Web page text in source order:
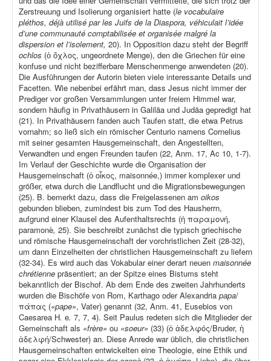
Zerstreuung und Isolierung organisiert hatte (le vocabulaire
pléthos, déjà utilisé par les Juifs de la Diaspora, véhiculait l’idée
d’une communauté comptabilisée et organisée malgré la
dispersion et l’isolement, 20). In Opposition dazu steht der Begriff
ochlos (ὁ ὄχλος, ungeordnete Menge), den die Griechen für eine
konfuse und nicht bezifferbare Menschenmenge anwendeten (20).
Die Ausführungen der Autorin bieten viele interessante Details und
Facetten. Wie nebenbei erfährt man, dass Jesus nicht immer der
Prediger vor großen Versammlungen unter freiem Himmel war,
sondern häufig in Privathäusern in Galiläa und Judäa gepredigt hat
(21). In Privathäusern fanden auch Taufen statt, die etwa Petrus
vornahm; so ließ sich ein römischer Centurio namens Cornelius
mit seiner gesamten Hausgemeinschaft, den Angestellten,
Verwandten und engen Freunden taufen (22, Anm. 17, Ac 10, 1-7).
Im Verlauf der Geschichte wurde die Organisation der
Hausgemeinschaft (ὁ οἶκος, maisonnée,) immer komplexer und
größer, etwa durch die Landflucht und die Migrationsbewegungen
(25). B. bemerkt dazu, dass die Freigelassenen am oikos
gebunden blieben, zumindest bis zum Tod des Hausherrn,
aufgrund einer Klausel des Aufenthaltsrechts (ἡ παραμονή,
paramonè, 25). Sie beschreibt zunächst die typisch griechische
und römische Hausgemeinschaft der vorchristlichen Zeit (28-32),
um dann Einzelheiten der christlichen Hausgemeinschaft zu liefern
(32-34). Es wird auch das Vokabular einer derart neuen maisonnée
chrétienne präsentiert; an der Spitze eines Bistums steht
bekanntlich der Bischof. Ab dem Ende des zweiten Jahrhunderts
wurden die Bischöfe von Rom, Karthago oder Alexandria papa/
πάπας («pape», Vater) genannt (32, Anm. 41, Eusebios von
Caesarea H. e. 7, 7, 4). Seit Paulus redeten sich die Mitglieder der
Gemeinschaft als «frère» ou «soeur» (33) (ὁ ἀδελφός/Bruder, ἡ
ἀδελφή/Schwester) an. Diese Anrede war üblich, die christlichen
Hausgemeinschaften entwickelten eine Theologie, eine Ethik und